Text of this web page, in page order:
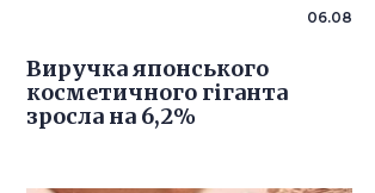
06.08
Виручка японського
косметичного гіганта
зросла на 6,2%